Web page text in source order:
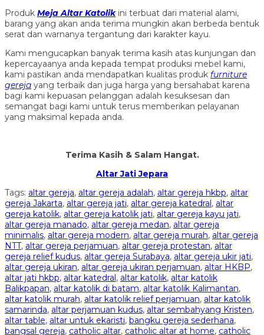
Produk Meja Altar Katolikini terbuat dari material alami,
barang yang akan anda terima mungkin akan berbeda bentuk
serat dan warnanya tergantung dari karakter kayu.
Kami mengucapkan banyak terima kasih atas kunjungan dan
kepercayaanya anda kepada tempat produksi mebel kami,
kami pastikan anda mendapatkan kualitas produk furniture
gereja yang terbaik dan juga harga yang bersahabat karena
bagi kami kepuasan pelanggan adalah kesuksesan dan
semangat bagi kami untuk terus memberikan pelayanan
yang maksimal kepada anda.
Terima Kasih & Salam Hangat.
Altar Jati Jepara
Tags: altar gereja, altar gereja adalah, altar gereja hkbp, altar
gereja Jakarta, altar gereja jati, altar gereja katedral, altar
gereja katolik, altar gereja katolik jati, altar gereja kayu jati,
altar gereja manado, altar gereja medan, altar gereja
minimalis, altar gereja modern, altar gereja murah, altar gereja
NTT, altar gereja perjamuan, altar gereja protestan, altar
gereja relief kudus, altar gereja Surabaya, altar gereja ukir jati,
altar gereja ukiran, altar gereja ukiran perjamuan, altar HKBP,
altar jati hkbp, altar katedral, altar katolik, altar katolik
Balikpapan, altar katolik di batam, altar katolik Kalimantan,
altar katolik murah, altar katolik relief perjamuan, altar katolik
samarinda, altar perjamuan kudus, altar sembahyang Kristen,
altar table, altar untuk ekaristi, bangku gereja sederhana,
bangsal gereja, catholic altar, catholic altar at home, catholic